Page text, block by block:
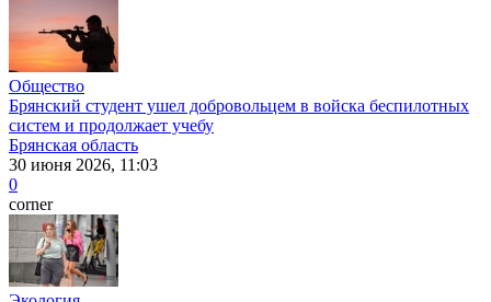
Общество
Брянский студент ушел добровольцем в войска беспилотных
систем и продолжает учебу
Брянская область
30 июня 2026, 11:03
0
corner